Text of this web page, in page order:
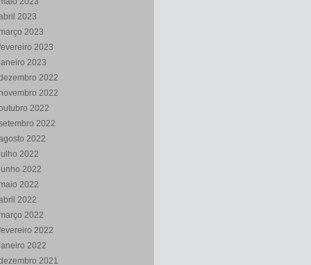
2023
março 2023
2023
janeiro 2023
2022
novembro 2022
2022
2022
2022
julho 2022
junho 2022
maio 2022
2022
março 2022
2022
janeiro 2022
2021